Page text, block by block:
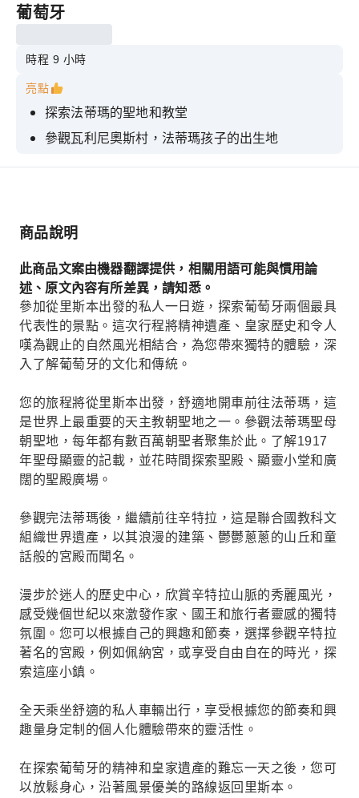
葡萄牙
時程 9 小時
亮點
探索法蒂瑪的聖地和教堂
參觀瓦利尼奧斯村，法蒂瑪孩子的出生地
探索風景如畫的辛特拉村和雄偉的佩納宮。
商品說明
此商品文案由機器翻譯提供，相關用語可能與慣用論
述、原文內容有所差異，請知悉。
參加從里斯本出發的私人一日遊，探索葡萄牙兩個最具
代表性的景點。這次行程將精神遺產、皇家歷史和令人
嘆為觀止的自然風光相結合，為您帶來獨特的體驗，深
入了解葡萄牙的文化和傳統。
您的旅程將從里斯本出發，舒適地開車前往法蒂瑪，這
是世界上最重要的天主教朝聖地之一。參觀法蒂瑪聖母
朝聖地，每年都有數百萬朝聖者聚集於此。了解1917
年聖母顯靈的記載，並花時間探索聖殿、顯靈小堂和廣
闊的聖殿廣場。
參觀完法蒂瑪後，繼續前往辛特拉，這是聯合國教科文
組織世界遺產，以其浪漫的建築、鬱鬱蔥蔥的山丘和童
話般的宮殿而聞名。
漫步於迷人的歷史中心，欣賞辛特拉山脈的秀麗風光，
感受幾個世紀以來激發作家、國王和旅行者靈感的獨特
氛圍。您可以根據自己的興趣和節奏，選擇參觀辛特拉
著名的宮殿，例如佩納宮，或享受自由自在的時光，探
索這座小鎮。
全天乘坐舒適的私人車輛出行，享受根據您的節奏和興
趣量身定制的個人化體驗帶來的靈活性。
在探索葡萄牙的精神和皇家遺產的難忘一天之後，您可
以放鬆身心，沿著風景優美的路線返回里斯本。